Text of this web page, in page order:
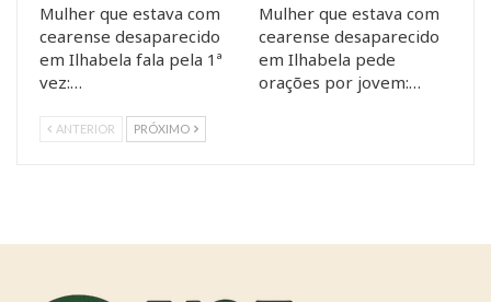
Mulher que estava com
cearense desaparecido
em Ilhabela fala pela 1ª
vez:…
Mulher que estava com
cearense desaparecido
em Ilhabela pede
orações por jovem:…
ANTERIOR PRÓXIMO